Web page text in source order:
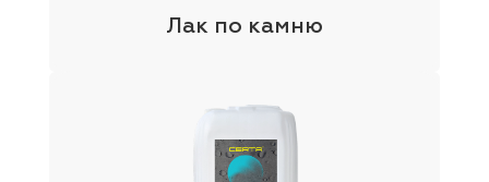
Лак по камню